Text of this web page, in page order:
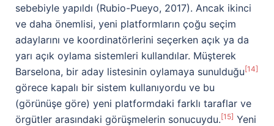
sebebiyle yapıldı (Rubio-Pueyo, 2017). Ancak ikinci
ve daha önemlisi, yeni platformların çoğu seçim
adaylarını ve koordinatörlerini seçerken açık ya da
yarı açık oylama sistemleri kullandılar. Müşterek
Barselona, bir aday listesinin oylamaya sunulduğu [14]
görece kapalı bir sistem kullanıyordu ve bu
(görünüşe göre) yeni platformdaki farklı taraflar ve
örgütler arasındaki görüşmelerin sonucuydu. [15] Yeni